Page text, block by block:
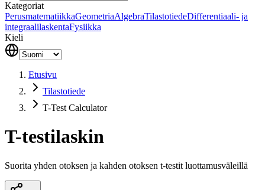
Kategoriat
PerusmatematiikkaGeometriaAlgebraTilastotiedeDifferentiaali- ja
integraalilaskentaFysiikka
Kieli
Etusivu
Tilastotiede
T-Test Calculator
T-testilaskin
Suorita yhden otoksen ja kahden otoksen t-testit luottamusväleillä